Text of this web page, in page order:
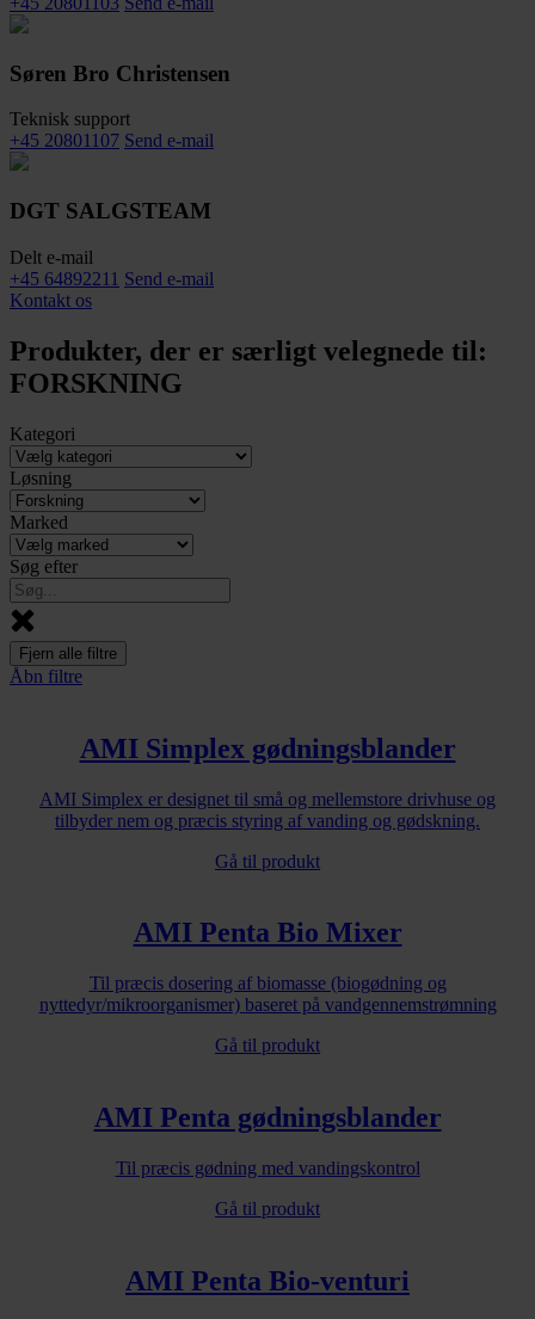
Søren Bro Christensen
Teknisk support
+45 20801107 Send e-mail
DGT SALGSTEAM
Delt e-mail
+45 64892211 Send e-mail
Kontakt os
Produkter, der er særligt velegnede til:
FORSKNING
Kategori
Løsning
Marked
Søg efter
Fjern alle filtre
Åbn filtre
AMI Simplex gødningsblander
AMI Simplex er designet til små og mellemstore drivhuse og
tilbyder nem og præcis styring af vanding og gødskning.
Gå til produkt
AMI Penta Bio Mixer
Til præcis dosering af biomasse (biogødning og
nyttedyr/mikroorganismer) baseret på vandgennemstrømning
Gå til produkt
AMI Penta gødningsblander
Til præcis gødning med vandingskontrol
Gå til produkt
AMI Penta Bio-venturi